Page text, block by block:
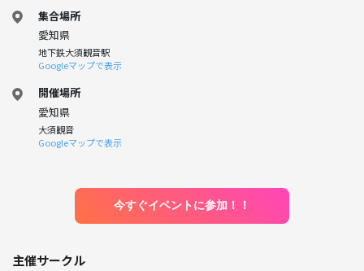
集合場所
愛知県
地下鉄大須観音駅
Googleマップで表示
開催場所
愛知県
大須観音
Googleマップで表示
今すぐイベントに参加！！
主催サークル